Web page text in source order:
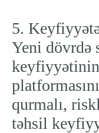
5.
Yeni dövrdə
qurmalı,
təhsil